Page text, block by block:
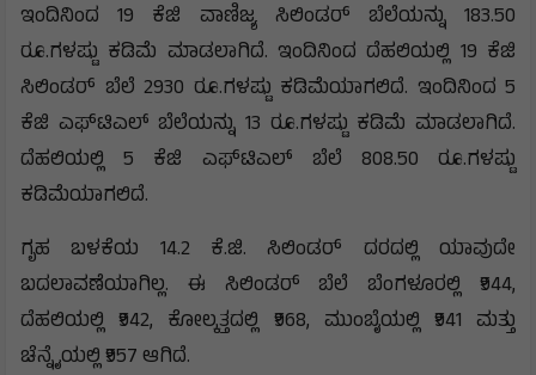
ಇಂದಿನಿಂದ 19 ಕೆಜಿ ವಾಣಿಜ್ಯ ಸಿಲಿಂಡರ್ ಬೆಲೆಯನ್ನು 183.50
ರೂ.ಗಳಷ್ಟು ಕಡಿಮೆ ಮಾಡಲಾಗಿದೆ. ಇಂದಿನಿಂದ ದೆಹಲಿಯಲ್ಲಿ 19 ಕೆಜಿ
ಸಿಲಿಂಡರ್ ಬೆಲೆ 2930 ರೂ.ಗಳಷ್ಟು ಕಡಿಮೆಯಾಗಲಿದೆ. ಇಂದಿನಿಂದ 5
ಕೆಜಿ ಎಫ್‌ಟಿಎಲ್ ಬೆಲೆಯನ್ನು 13 ರೂ.ಗಳಷ್ಟು ಕಡಿಮೆ ಮಾಡಲಾಗಿದೆ.
ದೆಹಲಿಯಲ್ಲಿ 5 ಕೆಜಿ ಎಫ್‌ಟಿಎಲ್ ಬೆಲೆ 808.50 ರೂ.ಗಳಷ್ಟು
ಕಡಿಮೆಯಾಗಲಿದೆ.
ಗೃಹ ಬಳಕೆಯ 14.2 ಕೆ.ಜಿ. ಸಿಲಿಂಡರ್ ದರದಲ್ಲಿ ಯಾವುದೇ
ಬದಲಾವಣೆಯಾಗಿಲ್ಲ. ಈ ಸಿಲಿಂಡರ್‌ ಬೆಲೆ ಬೆಂಗಳೂರಲ್ಲಿ ₹944,
ದೆಹಲಿಯಲ್ಲಿ ₹942, ಕೋಲ್ಕತ್ತದಲ್ಲಿ ₹968, ಮುಂಬೈಯಲ್ಲಿ ₹941 ಮತ್ತು
ಚೆನ್ನೈಯಲ್ಲಿ ₹957 ಆಗಿದೆ.